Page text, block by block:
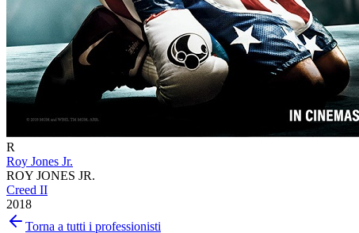
R
Roy Jones Jr.
ROY JONES JR.
Creed II
2018
Torna a tutti i professionisti